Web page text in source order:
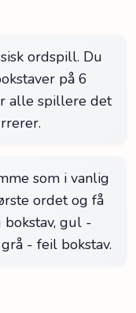
ordspill. Du
på 6
alle spillere det
som i vanlig
ordet og få
gul -
- feil bokstav.